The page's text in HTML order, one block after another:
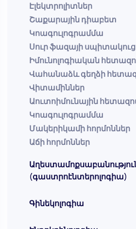
Էլեկտրոլիտներ
Շաքարային դիաբետ
Կոագուլոգրամմա
Սուր ֆազայի սպիտակուց
Իմունոլոգիական
Վահանաձև գեղձի
Վիտամիններ
Աուտոիմունային
Կոագուլոգրամմա
Մակերիկամի հորմոններ
Աճի հորմոններ
(գաստրոէնտերոլոգիա)
Գինեկոլոգիա